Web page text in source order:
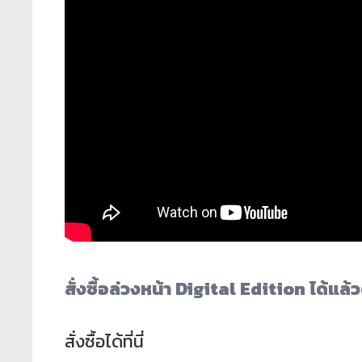
สั่งซื้อล่วงหน้าDigitalEditionได้แล้
สั่งซื้อได้ที่นี่